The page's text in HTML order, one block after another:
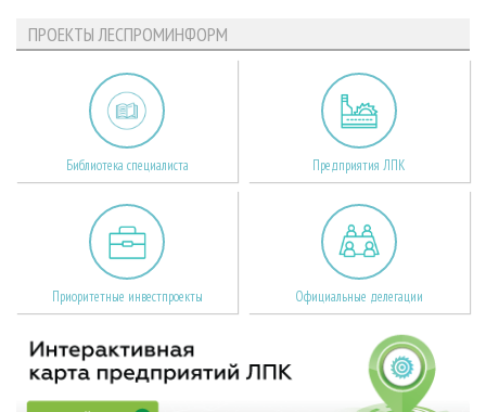
ПРОЕКТЫ ЛЕСПРОМИНФОРМ
Библиотека специалиста Предприятия ЛПК
Приоритетные инвестпроекты Официальные делегации